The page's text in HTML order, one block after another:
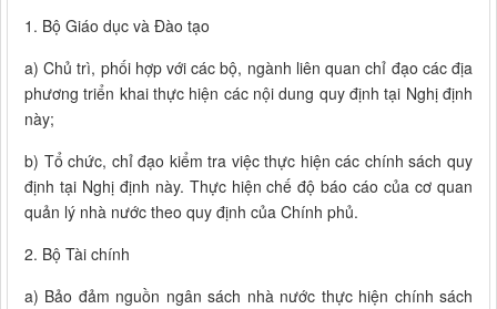
1. Bộ Giáo dục và Đào tạo
a) Chủ trì, phối hợp với các bộ, ngành liên quan chỉ đạo các địa
phương triển khai thực hiện các nội dung quy định tại Nghị định
này;
b) Tổ chức, chỉ đạo kiểm tra việc thực hiện các chính sách quy
định tại Nghị định này. Thực hiện chế độ báo cáo của cơ quan
quản lý nhà nước theo quy định của Chính phủ.
2. Bộ Tài chính
a) Bảo đảm nguồn ngân sách nhà nước thực hiện chính sách